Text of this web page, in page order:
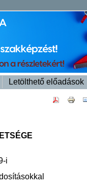
Letölthető előadások
i